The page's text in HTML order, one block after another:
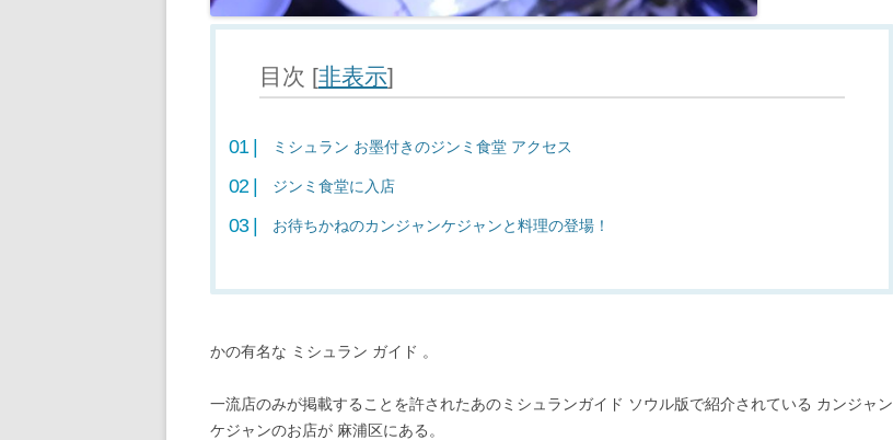
目次 [非表示]
ミシュラン お墨付きのジンミ食堂 アクセス
ジンミ食堂に入店
お待ちかねのカンジャンケジャンと料理の登場！
かの有名な ミシュラン ガイド 。
一流店のみが掲載することを許されたあのミシュランガイド ソウル版で紹介されている カンジャン
ケジャンのお店が 麻浦区にある。